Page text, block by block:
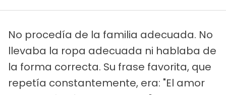
No procedía de la familia adecuada. No
llevaba la ropa adecuada ni hablaba de
la forma correcta. Su frase favorita, que
repetía constantemente, era: "El amor